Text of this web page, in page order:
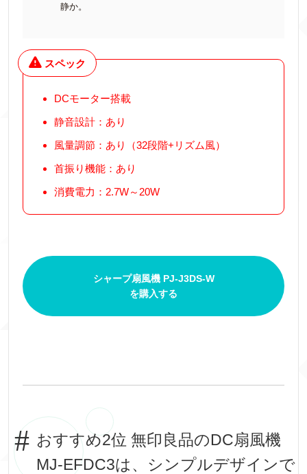
静か。
スペック
DCモーター搭載
静音設計：あり
風量調節：あり（32段階+リズム風）
首振り機能：あり
消費電力：2.7W～20W
シャープ扇風機 PJ-J3DS-W
を購入する
おすすめ2位 無印良品のDC扇風機
MJ-EFDC3は、シンプルデザインで